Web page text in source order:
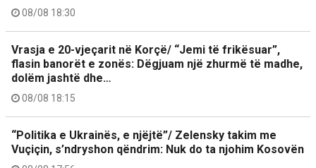
08/08 18:30
Vrasja e 20-vjeçarit në Korçë/ “Jemi të frikësuar”,
flasin banorët e zonës: Dëgjuam një zhurmë të madhe,
dolëm jashtë dhe…
08/08 18:15
“Politika e Ukrainës, e njëjtë”/ Zelensky takim me
Vuçiçin, s’ndryshon qëndrim: Nuk do ta njohim Kosovën